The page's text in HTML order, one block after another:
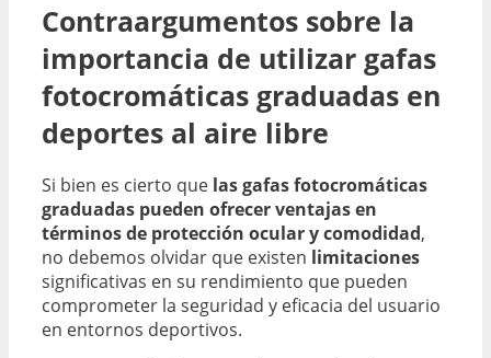
Contraargumentos sobre la
importancia de utilizar gafas
fotocromáticas graduadas en
deportes al aire libre
Si bien es cierto que las gafas fotocromáticas
graduadas pueden ofrecer ventajas en
términos de protección ocular y comodidad,
no debemos olvidar que existen limitaciones
significativas en su rendimiento que pueden
comprometer la seguridad y eficacia del usuario
en entornos deportivos.